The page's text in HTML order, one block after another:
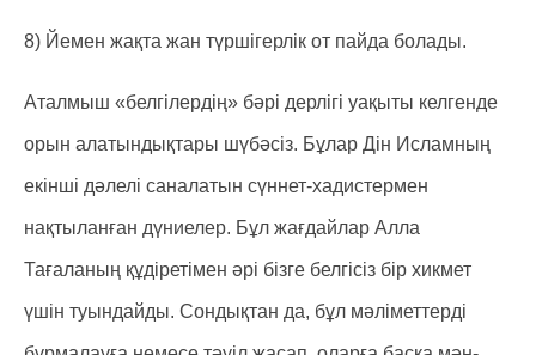
8) Йемен жақта жан түршігерлік от пайда болады.
Аталмыш «белгілердің» бәрі дерлігі уақыты келгенде
орын алатындықтары шүбәсіз. Бұлар Дін Исламның
екінші дәлелі саналатын сүннет-хадистермен
нақтыланған дүниелер. Бұл жағдайлар Алла
Тағаланың құдіретімен әрі бізге белгісіз бір хикмет
үшін туындайды. Сондықтан да, бұл мәліметтерді